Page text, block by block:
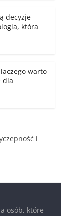
decyzje
która
warto
dla
i
osób, które